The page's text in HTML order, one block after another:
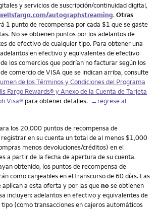
y servicios de suscripción/continuidad digital,
autographstreaming. Otras
1 punto de recompensa por cada $1 que se gaste
No se obtienen puntos por los adelantos de
de efectivo de cualquier tipo. Para obtener una
en efectivo y equivalentes de efectivo
los comercios que podrían no facturar según los
comercio de VISA que se indican arriba, consulte
de los Términos y Condiciones del Programa
Fargo Rewards® y Anexo de la Cuenta de Tarjeta
Visa® para obtener detalles. ←regrese al
los 20,000 puntos de recompensa de
registrar en su cuenta un total de al menos $1,000
menos devoluciones/créditos) en el
a partir de la fecha de apertura de su cuenta.
obtenido, los puntos de recompensa de
como canjeables en el transcurso de 60 días. Las
aplican a esta oferta y por las quenose obtienen
incluyen: adelantos en efectivo y equivalentes de
(como transacciones en cajeros automáticos